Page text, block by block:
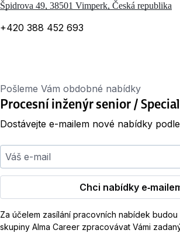
Špidrova 49, 38501 Vimperk, Česká republika
+420 388 452 693
Pošleme Vám obdobné nabídky
Procesní inženýr senior /
Dostávejte e-mailem nové nabídky
Váš e-mail
Chci nabídky
Za účelem zasílání pracovních nabídek
skupiny Alma Career zpracovávat Vámi